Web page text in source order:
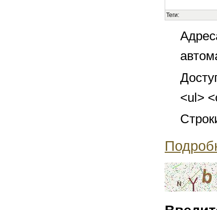
Теги:
<ul>